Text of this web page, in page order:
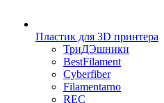
Пластик для 3D принтера
ТриДЭшники
BestFilament
Cyberfiber
Filamentarno
REC